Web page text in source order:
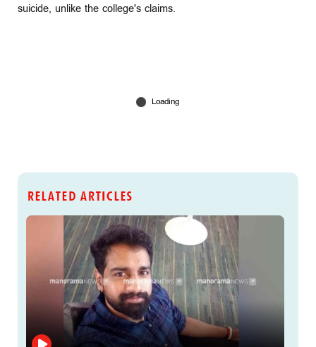
suicide, unlike the college's claims.
RELATED ARTICLES